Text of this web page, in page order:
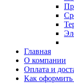
Главная
О компании
Оплата и
Как оформить